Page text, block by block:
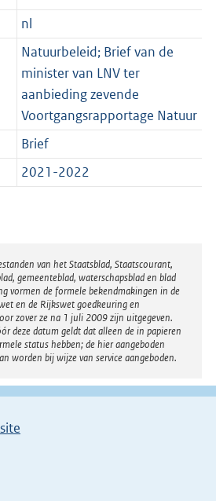
nl
Natuurbeleid; Brief van de
minister van LNV ter
aanbieding zevende
Voortgangsrapportage Natuur
Brief
2021-2022
van het Staatsblad, Staatscourant,
gemeenteblad, waterschapsblad en blad
vormen de formele bekendmakingen in de
en de Rijkswet goedkeuring en
zover ze na 1 juli 2009 zijn uitgegeven.
deze datum geldt dat alleen de in papieren
status hebben; de hier aangeboden
worden bij wijze van service aangeboden.